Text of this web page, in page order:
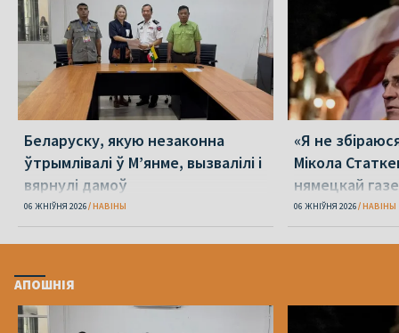
Беларуску, якую незаконна
ўтрымлівалі ў М’янме, вызвалілі і
вярнулі дамоў
06 ЖНІЎНЯ 2026 НАВІНЫ
«Я не
Мікола
нямецкай
06 ЖНІЎНЯ 2026 НАВІНЫ
АПОШНІЯ